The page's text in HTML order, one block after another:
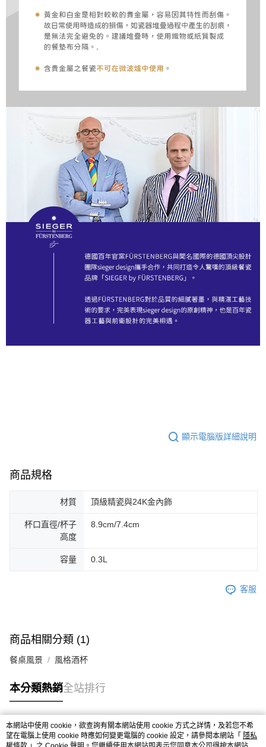
顯示電腦版詳細說明
商品規格
材質 頂級精瓷與24K金內飾
杯口直徑/杯子
高度
8.9cm/7.4cm
容量 0.3L
客服
商品相關分類 (1)
餐桌風景 風格酒杯
本分類熱銷全站排行
熱門標籤
本網站中使用 cookie，欲查詢有關本網站使用 cookie 方式之詳情，及若您不希
望在電腦上使用 cookie 時應如何變更電腦的 cookie 設定，請參閱本網站「 隱私